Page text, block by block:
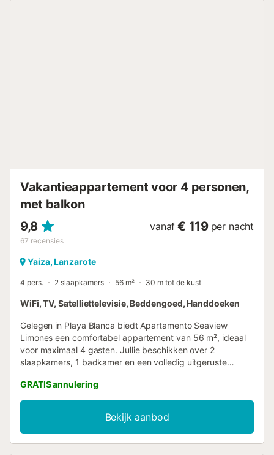
Vakantieappartement voor 4 personen,
met balkon
9,8
67 recensies
vanaf € 119 per nacht
Yaiza, Lanzarote
4 pers. 2 slaapkamers 56 m² 30 m tot de kust
WiFi, TV, Satelliettelevisie, Beddengoed, Handdoeken
Gelegen in Playa Blanca biedt Apartamento Seaview
Limones een comfortabel appartement van 56 m², ideaal
voor maximaal 4 gasten. Jullie beschikken over 2
slaapkamers, 1 badkamer en een volledig uitgeruste
Wi-Fi geschikt voor videogesprekken, een televisie,
wasmachine en ventilator voor een aangenaam verblijf.
Geniet buiten van jullie eigen overdekte terras, balkon en
open terras, waar jullie prachtig uitzicht hebben op zowel
zee als bergen. Dankzij de uitstekende ligging zijn jullie
GRATIS annulering
Bekijk aanbod